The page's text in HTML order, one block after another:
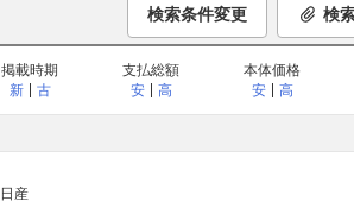
検索条件変更 検
掲載時期
新
古
支払総額
安
高
本体価格
安
高
日産